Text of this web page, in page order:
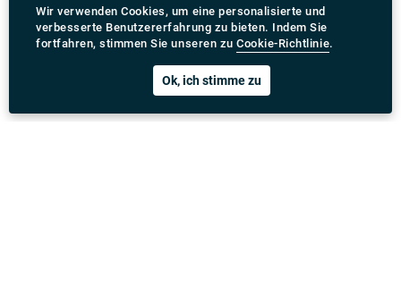
Wir verwenden Cookies, um eine personalisierte und
verbesserte Benutzererfahrung zu bieten. Indem Sie
fortfahren, stimmen Sie unseren zu Cookie-Richtlinie.
Ok, ich stimme zu